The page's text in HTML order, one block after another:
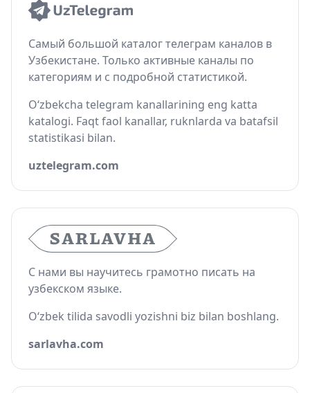
Самый большой каталог телеграм каналов в
Узбекистане. Только активные каналы по
категориям и с подробной статистикой.
O‘zbekcha telegram kanallarining eng katta
katalogi. Faqt faol kanallar, ruknlarda va batafsil
statistikasi bilan.
uztelegram.com
С нами вы научитесь грамотно писать на
узбекском языке.
O‘zbek tilida savodli yozishni biz bilan boshlang.
sarlavha.com